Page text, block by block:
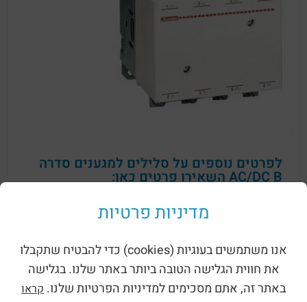
מדיניות פרטיות
אנו משתמשים בעוגיות (cookies) כדי להבטיח שתקבלו
את חווית הגלישה הטובה ביותר באתר שלנו. בגלישה
באתר זה, אתם מסכימים למדיניות הפרטיות שלנו. קראו
לפרטים נוספים על סלילים למגענים סדרה
AC/DC B השאירו פרטים כאן: